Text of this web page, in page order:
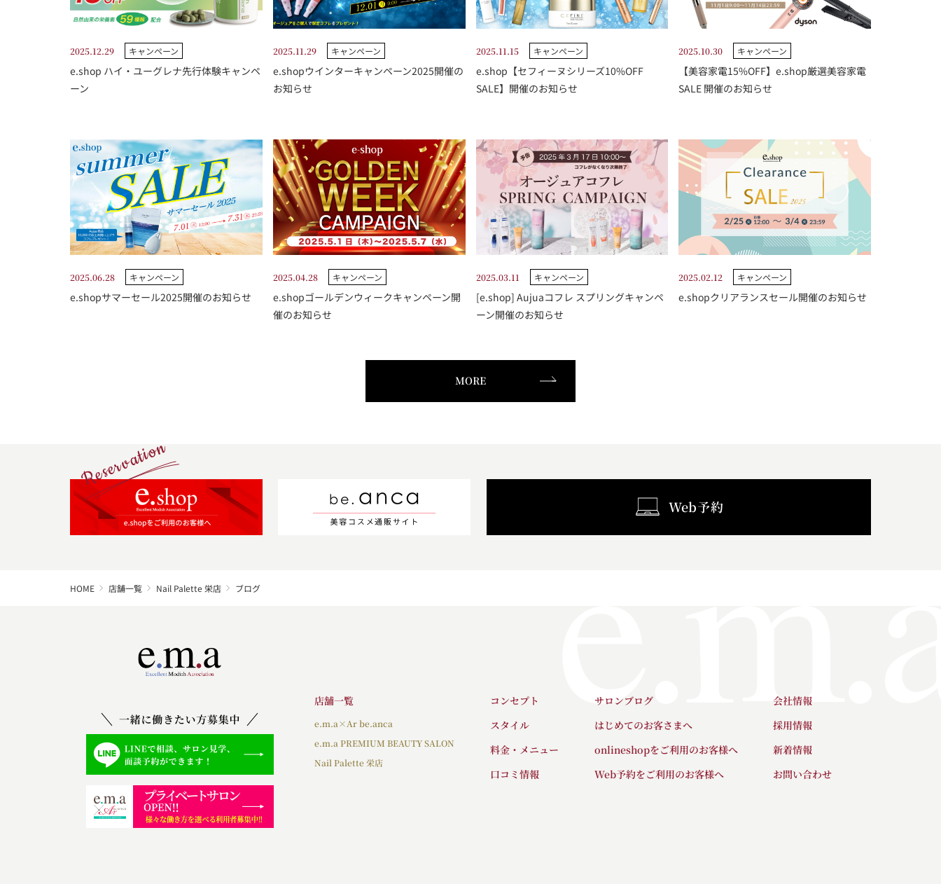
2025.12.29 キャンペーン
e.shop ハイ・ユーグレナ先行体験キャンペ
ーン
2025.11.29 キャンペーン
e.shopウインターキャンペーン2025開催の
お知らせ
2025.11.15 キャンペーン
e.shop【セフィーヌシリーズ10%OFF
SALE】開催のお知らせ
2025.10.30 キャンペーン
【美容家電15%OFF】e.shop厳選美容家電
SALE 開催のお知らせ
2025.06.28 キャンペーン
e.shopサマーセール2025開催のお知らせ
2025.04.28 キャンペーン
e.shopゴールデンウィークキャンペーン開
催のお知らせ
2025.03.11 キャンペーン
[e.shop] Aujuaコフレ スプリングキャンペ
ーン開催のお知らせ
2025.02.12 キャンペーン
e.shopクリアランスセール開催のお知らせ
MORE
Reservation
Web予約
HOME 店舗一覧 Nail Palette 栄店 ブログ
店舗一覧
e.m.a×Ar be.anca
e.m.a PREMIUM BEAUTY SALON
Nail Palette 栄店
コンセプト
スタイル
料金・メニュー
口コミ情報
サロンブログ
はじめてのお客さまへ
onlineshopをご利用のお客様へ
Web予約をご利用のお客様へ
会社情報
採用情報
新着情報
お問い合わせ